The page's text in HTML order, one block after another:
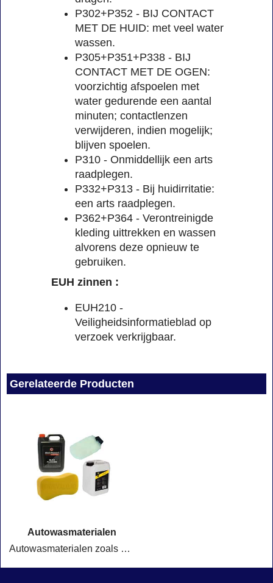
P302+P352 - BIJ CONTACT
MET DE HUID: met veel water
wassen.
P305+P351+P338 - BIJ
CONTACT MET DE OGEN:
voorzichtig afspoelen met
water gedurende een aantal
minuten; contactlenzen
verwijderen, indien mogelijk;
blijven spoelen.
P310 - Onmiddellijk een arts
raadplegen.
P332+P313 - Bij huidirritatie:
een arts raadplegen.
P362+P364 - Verontreinigde
kleding uittrekken en wassen
alvorens deze opnieuw te
gebruiken.
EUH zinnen :
EUH210 -
Veiligheidsinformatieblad op
verzoek verkrijgbaar.
Gerelateerde Producten
Autowasmaterialen
Autowasmaterialen zoals sponzen, zemen, poetsdoeken en diverse reinigingsborstels.